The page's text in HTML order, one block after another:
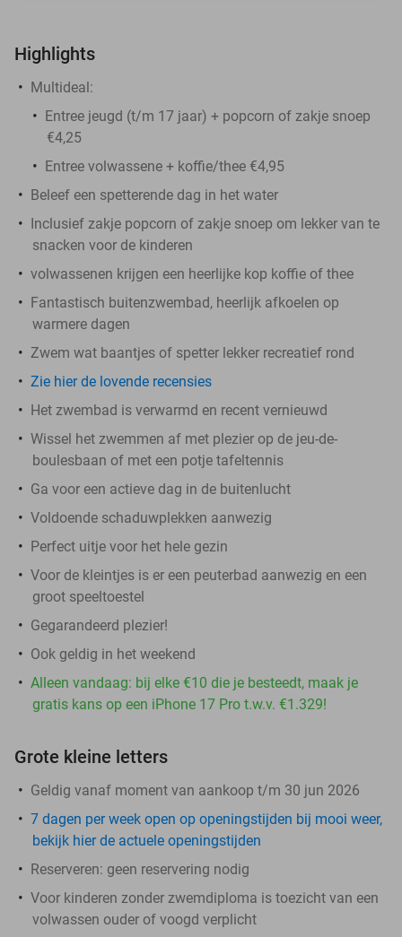
Highlights
Multideal:
Entree jeugd (t/m 17 jaar) + popcorn of zakje snoep
€4,25
Entree volwassene + koffie/thee €4,95
Beleef een spetterende dag in het water
Inclusief zakje popcorn of zakje snoep om lekker van te
snacken voor de kinderen
volwassenen krijgen een heerlijke kop koffie of thee
Fantastisch buitenzwembad, heerlijk afkoelen op
warmere dagen
Zwem wat baantjes of spetter lekker recreatief rond
Zie hier de lovende recensies
Het zwembad is verwarmd en recent vernieuwd
Wissel het zwemmen af met plezier op de jeu-de-
boulesbaan of met een potje tafeltennis
Ga voor een actieve dag in de buitenlucht
Voldoende schaduwplekken aanwezig
Perfect uitje voor het hele gezin
Voor de kleintjes is er een peuterbad aanwezig en een
groot speeltoestel
Gegarandeerd plezier!
Ook geldig in het weekend
Alleen vandaag: bij elke €10 die je besteedt, maak je
gratis kans op een iPhone 17 Pro t.w.v. €1.329!
Grote kleine letters
Geldig vanaf moment van aankoop t/m 30 jun 2026
7 dagen per week open op openingstijden bij mooi weer,
bekijk hier de actuele openingstijden
Reserveren: geen reservering nodig
Voor kinderen zonder zwemdiploma is toezicht van een
volwassen ouder of voogd verplicht